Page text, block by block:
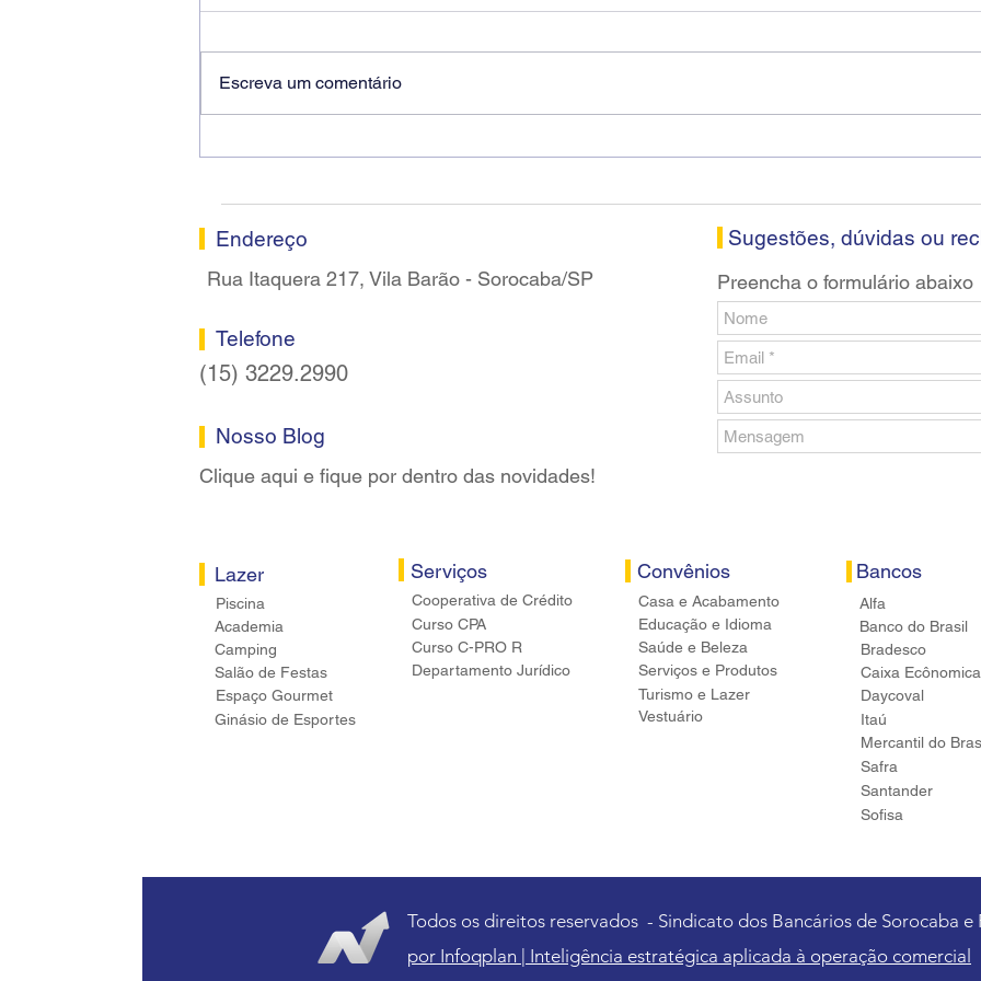
Escreva um comentário
Endereço
Rua Itaquera 217, Vila Barão - Sorocaba/SP
Telefone
(15) 3229.2990
Nosso Blog
Clique aqui e fique por dentro das novidades!
Lazer
Piscina
Academia
Camping
Salão de Festas
Espaço Gourmet
Ginásio de Esportes
Serviços
Cooperativa de Crédito
Curso CPA
Curso C-PRO R
Departamento Jurídico
Sugestões, dúvidas ou
Preencha o formulário abaixo
Convênios
Casa e Acabamento
Educação e Idioma
Saúde e Beleza
Serviços e Produtos
Turismo e Lazer
Vestuário
Bancos
Alfa
Banco do Brasil
Bradesco
Caixa
Daycoval
Itaú
Mercantil do
Safra
Santander
Sofisa
Todos os direitos reservados - Sindicato dos Bancários de Sorocaba
por Infoqplan | Inteligência estratégica aplicada à operação comercial